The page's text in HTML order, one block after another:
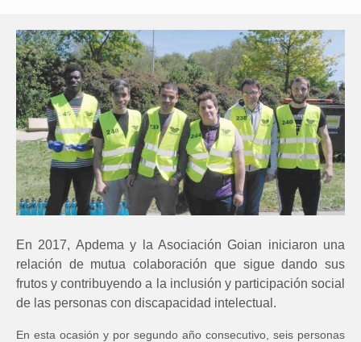
En 2017, Apdema y la Asociación Goian iniciaron una
relación de mutua colaboración que sigue dando sus
frutos y contribuyendo a la inclusión y participación social
de las personas con discapacidad intelectual.
En esta ocasión y por segundo año consecutivo, seis personas